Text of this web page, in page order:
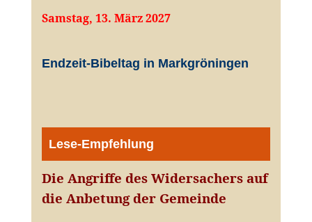
Samstag, 13. März 2027
Endzeit-Bibeltag in Markgröningen
Lese-Empfehlung
Die Angriffe des Widersachers auf
die Anbetung der Gemeinde